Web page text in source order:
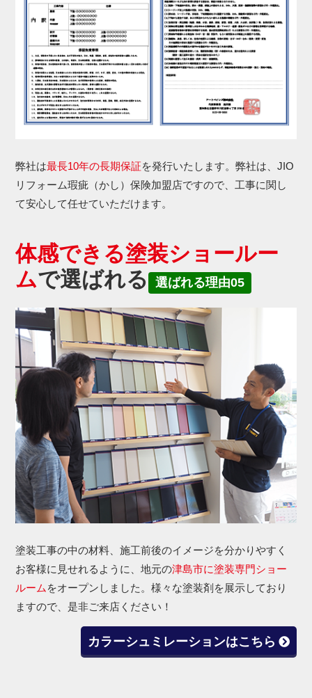
弊社は最長10年の長期保証を発行いたします。弊社は、JIO
リフォーム瑕疵（かし）保険加盟店ですので、工事に関し
て安心して任せていただけます。
体感できる塗装ショールー
ムで選ばれる 選ばれる理由05
塗装工事の中の材料、施工前後のイメージを分かりやすく
お客様に見せれるように、地元の津島市に塗装専門ショー
ルーム をオープンしました。様々な塗装剤を展示しており
ますので、是非ご来店ください！
カラーシュミレーションはこちら